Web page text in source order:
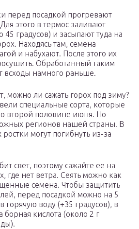
перед посадкой прогревают
этого в термос заливают
45 градусов) и засыпают туда на
Находясь там, семена
и набухают. После этого их
Обработанный таким
всходы намного раньше.
можно ли сажать горох под зиму?
специальные сорта, которые
второй половине июня. Но
регионов нашей страны. В
могут погибнуть из-за
свет, поэтому сажайте ее на
где нет ветра. Сеять можно как
семена. Чтобы защитить
перед посадкой можно на 5
горячую воду (+35 градусов), в
борная кислота (около 2 г